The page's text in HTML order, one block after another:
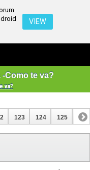
VIEW
-Como te va?
va?
123 124 125 126